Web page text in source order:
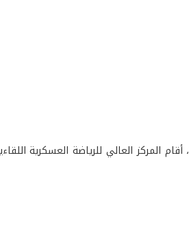
في إطار النشاطات للعام الرياضي 2009، وضمن بطولة الجيش في سباق البدل 6*1000، أقام المركز العالي